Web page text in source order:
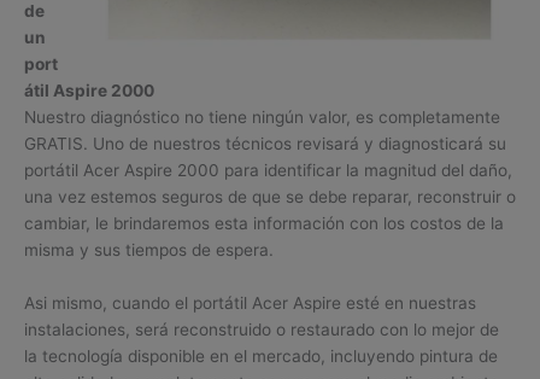
de
un
port
átil Aspire 2000
Nuestro diagnóstico no tiene ningún valor, es completamente
GRATIS. Uno de nuestros técnicos revisará y diagnosticará su
portátil Acer Aspire 2000 para identificar la magnitud del daño,
una vez estemos seguros de que se debe reparar, reconstruir o
cambiar, le brindaremos esta información con los costos de la
misma y sus tiempos de espera.
Asi mismo, cuando el portátil Acer Aspire esté en nuestras
instalaciones, será reconstruido o restaurado con lo mejor de
la tecnología disponible en el mercado, incluyendo pintura de